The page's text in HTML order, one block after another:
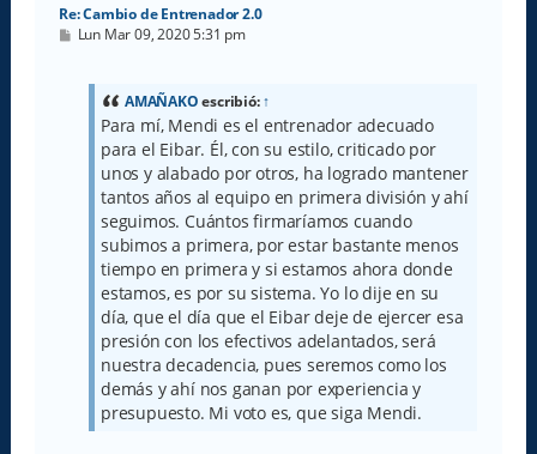
Re: Cambio de Entrenador 2.0
M
Lun Mar 09, 2020 5:31 pm
AMAÑAKOescribió:↑
Para mí, Mendi es el entrenador adecuado
para el Eibar. Él, con su estilo, criticado por
unos y alabado por otros, ha logrado mantener
tantos años al equipo en primera división y ahí
seguimos. Cuántos firmaríamos cuando
subimos a primera, por estar bastante menos
tiempo en primera y si estamos ahora donde
estamos, es por su sistema. Yo lo dije en su
día, que el día que el Eibar deje de ejercer esa
presión con los efectivos adelantados, será
nuestra decadencia, pues seremos como los
demás y ahí nos ganan por experiencia y
presupuesto. Mi voto es, que siga Mendi.